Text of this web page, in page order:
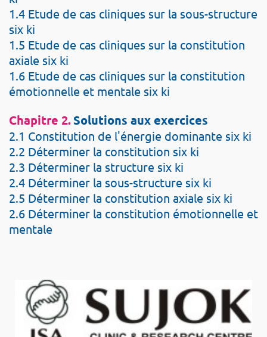
1.4 Etude de cas cliniques sur la sous-structure
six ki
1.5 Etude de cas cliniques sur la constitution
axiale six ki
1.6 Etude de cas cliniques sur la constitution
émotionnelle et mentale six ki
Chapitre 2.Solutions aux exercices
2.1 Constitution de l'énergie dominante six ki
2.2 Déterminer la constitution six ki
2.3 Déterminer la structure six ki
2.4 Déterminer la sous-structure six ki
2.5 Déterminer la constitution axiale six ki
2.6 Déterminer la constitution émotionnelle et
mentale